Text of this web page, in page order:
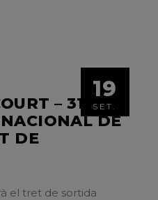
19
SET.
– 31È
DE
DE
el tret de sortida